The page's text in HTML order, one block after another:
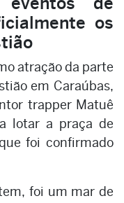
os
atração da parte
em Caraúbas,
trapper Matuê
lotar a praça de
foi confirmado
foi um mar de